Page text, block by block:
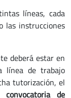
líneas, cada
las instrucciones
deberá estar en
línea de trabajo
tutorización, el
de